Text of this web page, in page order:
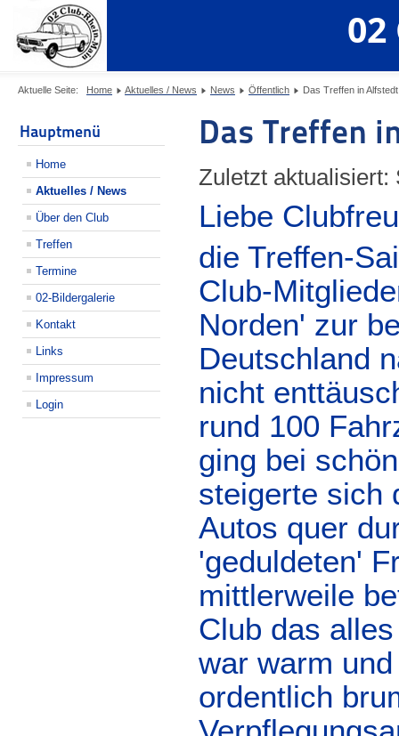
02
Aktuelle Seite: Home Aktuelles / News News Öffentlich Das Treffen in
Hauptmenü
Home
Aktuelles / News
Über den Club
Treffen
Termine
02-Bildergalerie
Kontakt
Links
Impressum
Login
Das Treffen
Zuletzt aktualisiert:
Liebe
die Treffen-
Club-
Norden' zur
Deutschland
nicht
rund 100
ging bei
steigerte sich
Autos quer
'geduldeten'
mittlerweile
Club das
war warm
ordentlich